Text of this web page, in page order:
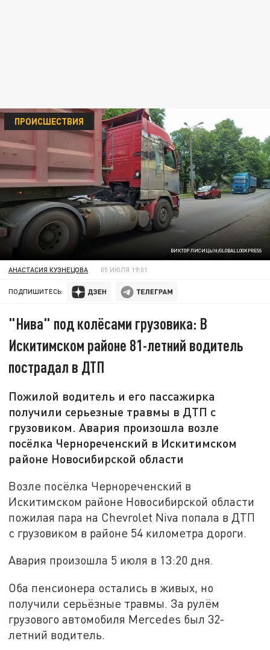
ВИКТОР ЛИСИЦЫН/GLOBALLOOKPRESS
ПРОИСШЕСТВИЯ
АНАСТАСИЯ КУЗНЕЦОВА 05 ИЮЛЯ 19:01
ПОДПИШИТЕСЬ:
"Нива" под колёсами грузовика: В
Искитимском районе 81-летний водитель
пострадал в ДТП
Пожилой водитель и его пассажирка
получили серьезные травмы в ДТП с
грузовиком. Авария произошла возле
посёлка Чернореченский в Искитимском
районе Новосибирской области
Возле посёлка Чернореченский в
Искитимском районе Новосибирской области
пожилая пара на Chevrolet Niva попала в ДТП
с грузовиком в районе 54 километра дороги.
Авария произошла 5 июля в 13:20 дня.
Оба пенсионера остались в живых, но
получили серьёзные травмы. За рулём
грузового автомобиля Mercedes был 32-
летний водитель.